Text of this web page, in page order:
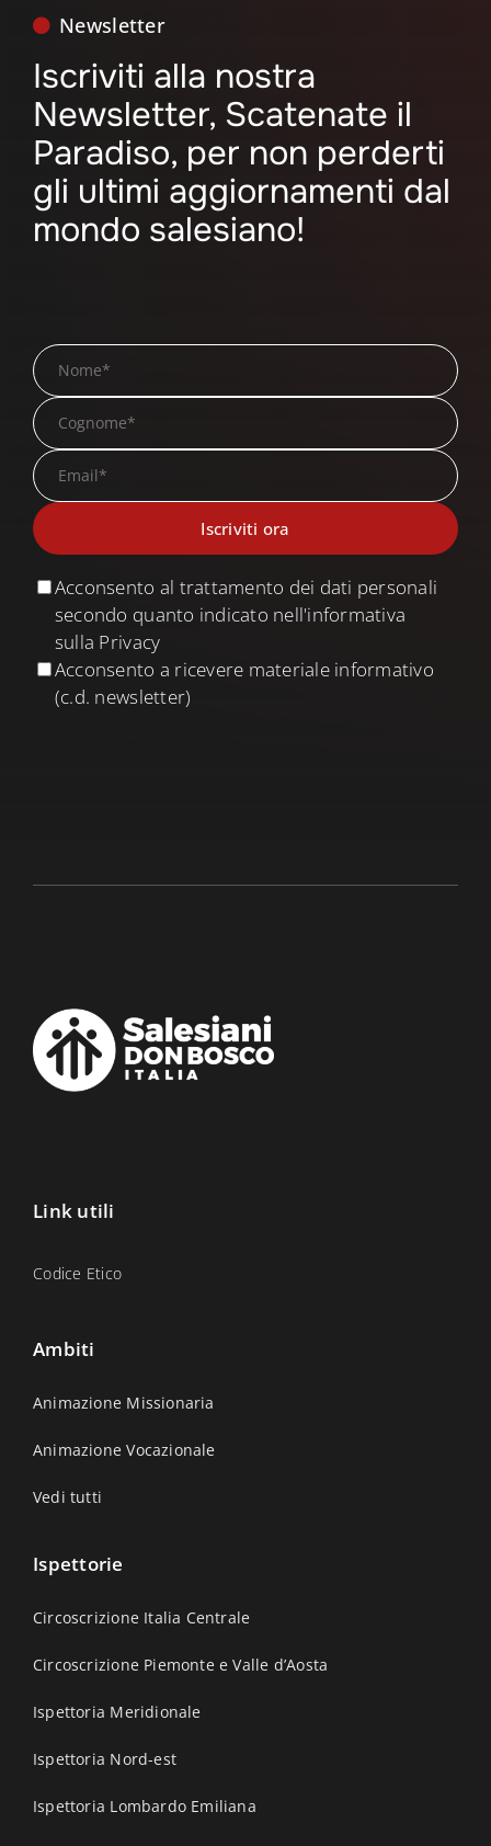
Newsletter
Iscriviti alla nostra
Newsletter, Scatenate il
Paradiso, per non perderti
gli ultimi aggiornamenti dal
mondo salesiano!
Acconsento al trattamento dei dati personali
secondo quanto indicato nell'informativa
sulla Privacy
Acconsento a ricevere materiale informativo
(c.d. newsletter)
Link utili
Codice Etico
Ambiti
Animazione Missionaria
Animazione Vocazionale
Vedi tutti
Ispettorie
Circoscrizione Italia Centrale
Circoscrizione Piemonte e Valle d’Aosta
Ispettoria Meridionale
Ispettoria Nord-est
Ispettoria Lombardo Emiliana